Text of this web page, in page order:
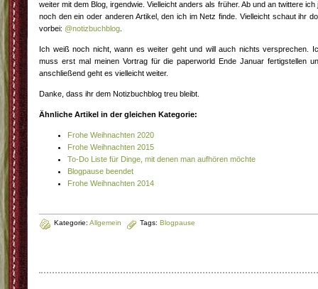
weiter mit dem Blog, irgendwie. Vielleicht anders als früher. Ab und an twittere ich
noch den ein oder anderen Artikel, den ich im Netz finde. Vielleicht schaut ihr
vorbei: @notizbuchblog
Ich weiß noch nicht, wann es weiter geht und will auch nichts versprechen.
muss erst mal meinen Vortrag für die paperworld Ende Januar fertigstellen
anschließend geht es vielleicht weiter.
Danke, dass ihr dem Notizbuchblog treu bleibt.
Ähnliche Artikel in der gleichen Kategorie:
Frohe Weihnachten 2020
Frohe Weihnachten 2015
To-Do Liste für Dinge, mit denen man aufhören möchte
Blogpause beendet
Frohe Weihnachten 2014
Kategorie: Allgemein Tags: Blogpause